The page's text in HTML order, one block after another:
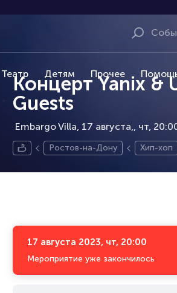
Театр Детям Прочее
Концерт Yanix &
Guests
Embargo Villa, 17 августа, чт,
Ростов-на-Дону Хип-хоп
17 августа 2023, чт, 20:00
Мероприятие уже закончилось